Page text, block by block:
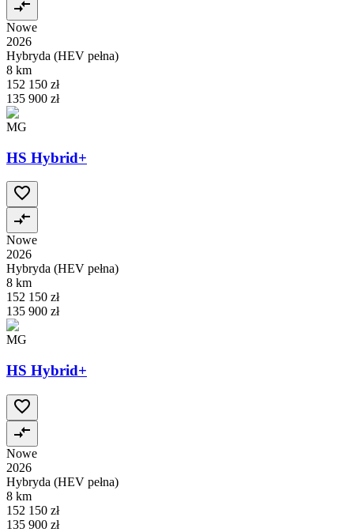
Nowe
2026
Hybryda (HEV pełna)
8 km
152 150 zł
135 900 zł
MG
HS Hybrid+
Nowe
2026
Hybryda (HEV pełna)
8 km
152 150 zł
135 900 zł
MG
HS Hybrid+
Nowe
2026
Hybryda (HEV pełna)
8 km
152 150 zł
135 900 zł